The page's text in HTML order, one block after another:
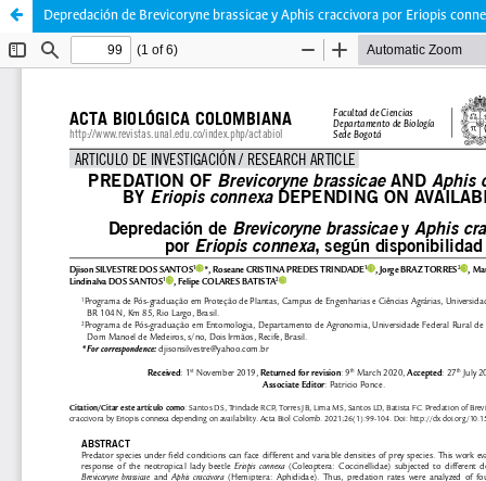
Depredación de Brevicoryne brassicae y Aphis craccivora por Eriopis